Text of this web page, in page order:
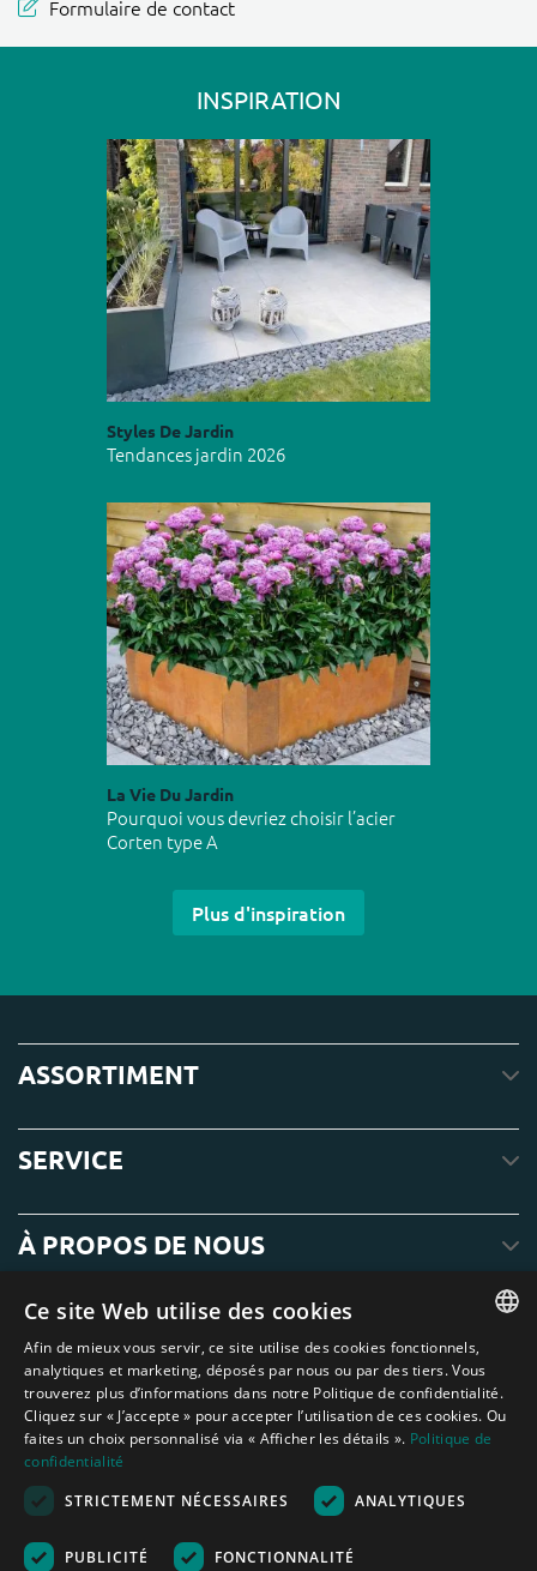
Formulaire de contact
INSPIRATION
Styles De Jardin
Tendances jardin 2026
La Vie Du Jardin
Pourquoi vous devriez choisir l’acier
Corten type A
Plus d'inspiration
ASSORTIMENT
SERVICE
À PROPOS DE NOUS
Amagard.com (Kranendonk B.V.) Aucun texte ou photo de ce site web ne
Nederland|Deutschland België|Belgique|España
ENGLISH
DUTCH
GERMAN
Ce site Web utilise des cookies
Afin de mieux vous servir, ce site utilise des cookies fonctionnels,
analytiques et marketing, déposés par nous ou par des tiers. Vous
trouverez plus d’informations dans notre Politique de confidentialité.
Cliquez sur « J’accepte » pour accepter l’utilisation de ces cookies. Ou
faites un choix personnalisé via « Afficher les détails ». Politique de
confidentialité
STRICTEMENT NÉCESSAIRES
ANALYTIQUES
PUBLICITÉ FONCTIONNALITÉ